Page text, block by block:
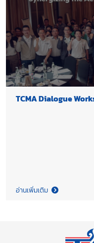
TCMA Dialogue
อ่านเพิ่มเติม